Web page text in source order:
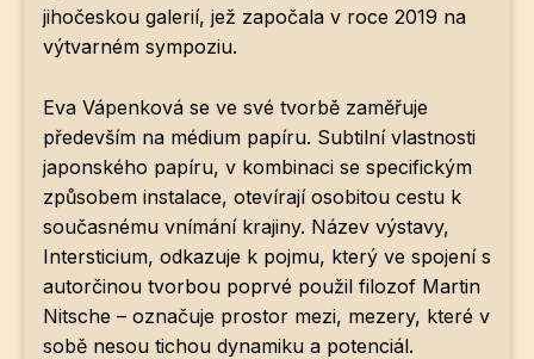
jihočeskou galerií, jež započala v roce 2019 na
výtvarném sympoziu.
Eva Vápenková se ve své tvorbě zaměřuje
především na médium papíru. Subtilní vlastnosti
japonského papíru, v kombinaci se specifickým
způsobem instalace, otevírají osobitou cestu k
současnému vnímání krajiny. Název výstavy,
Intersticium, odkazuje k pojmu, který ve spojení s
autorčinou tvorbou poprvé použil filozof Martin
Nitsche – označuje prostor mezi, mezery, které v
sobě nesou tichou dynamiku a potenciál.